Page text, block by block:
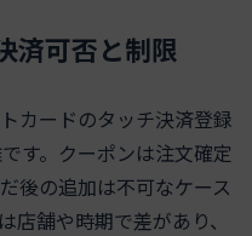
済可否と制限
カードのタッチ決済登録
す。クーポンは注文確定
後の追加は不可なケース
舗や時期で差があり、